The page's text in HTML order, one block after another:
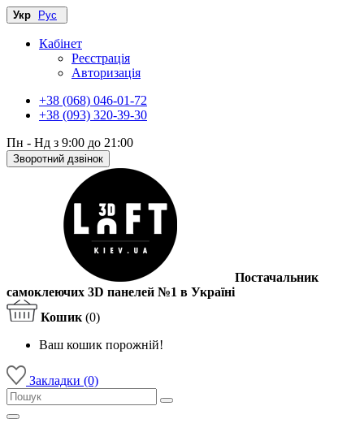
Укр Рус
Кабінет
Реєстрація
Авторизація
+38 (068) 046-01-72
+38 (093) 320-39-30
Пн - Нд з 9:00 до 21:00
Зворотний дзвінок
Постачальник
самоклеючих 3D панелей №1 в Україні
Кошик (0)
Ваш кошик порожній!
Закладки (0)